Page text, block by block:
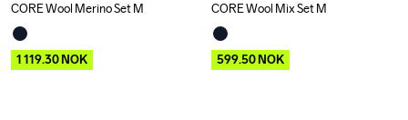
Outlet
CORE Wool Merino Set M
1 119.30NOK
Outlet
CORE Wool Mix Set M
599.50NOK